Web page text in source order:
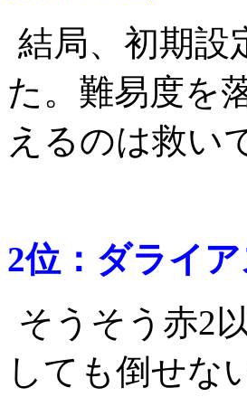
結局、初期設
た。難易度を
えるのは救い
2位：ダライ
そうそう赤2
しても倒せな